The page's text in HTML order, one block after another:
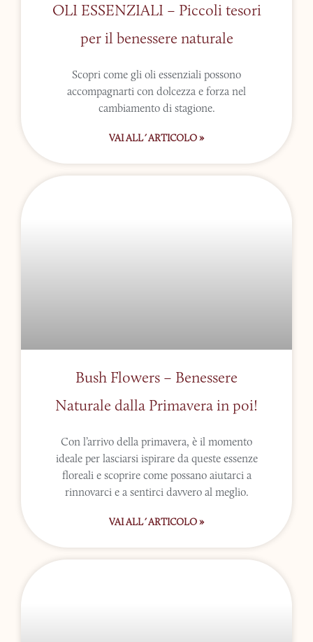
OLI ESSENZIALI – Piccoli tesori
per il benessere naturale
Scopri come gli oli essenziali possono
accompagnarti con dolcezza e forza nel
cambiamento di stagione.
VAI ALL´ARTICOLO »
Bush Flowers – Benessere
Naturale dalla Primavera in poi!
Con l’arrivo della primavera, è il momento
ideale per lasciarsi ispirare da queste essenze
floreali e scoprire come possano aiutarci a
rinnovarci e a sentirci davvero al meglio.
VAI ALL´ARTICOLO »